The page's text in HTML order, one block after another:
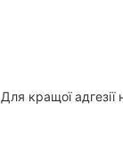
кращої